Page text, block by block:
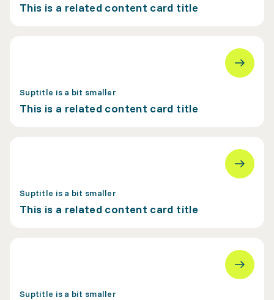
This is a related content card title
Suptitle is a bit smaller
This is a related content card title
Suptitle is a bit smaller
This is a related content card title
Suptitle is a bit smaller